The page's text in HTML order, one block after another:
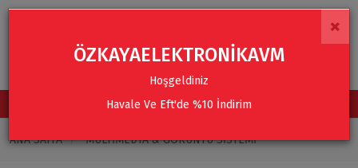
TÜM KATEGORİLER
ANA SAYFA MULTIMEDYA & GÖRÜNTÜ SISTEMI
×
ÖZKAYAELEKTRONİKAVM
Hoşgeldiniz
Havale Ve Eft'de %10 İndirim